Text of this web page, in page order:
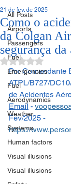
All Posts
Airports
Passengers
Fuel
Emergencies
Fuel
Aerodynamics
Weather
Systems
Human factors
Visual illusions
Visual illusions
Como o
da Colgan
segurança da
21 de fev. de 2025
Avaliado com
Por Comandante
ATPL/B727/
de Acidentes
Email -
Fev/2025 -
https://